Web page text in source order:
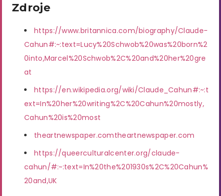
Zdroje
https://www.britannica.com/biography/Claude-
Cahun#:~:text=Lucy%20Schwob%20was%20born%2
0into,Marcel%20Schwob%2C%20and%20her%20gre
at
https://en.wikipedia.org/wiki/Claude_Cahun#:~:t
ext=In%20her%20writing%2C%20Cahun%20mostly,
Cahun%20is%20most
theartnewspaper.comtheartnewspaper.com
https://queerculturalcenter.org/claude-
cahun/#:~:text=In%20the%201930s%2C%20Cahun%
20and,UK